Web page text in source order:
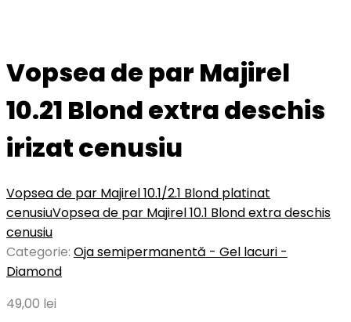
Vopsea de par Majirel
10.21 Blond extra deschis
irizat cenusiu
Vopsea de par Majirel 10.1/2.1 Blond platinat
cenusiuVopsea de par Majirel 10.1 Blond extra deschis
cenusiu
Categorie: Oja semipermanentă - Gel lacuri -
Diamond
49,00 lei